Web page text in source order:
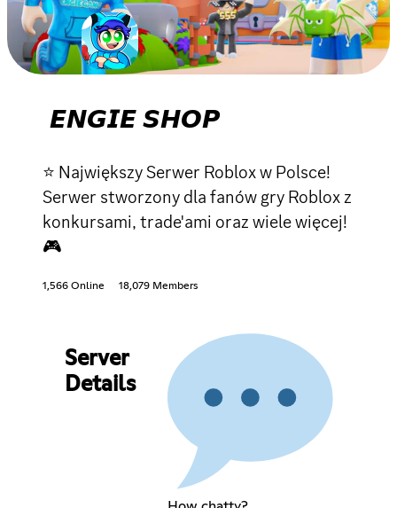
𝙀𝙉𝙂𝙄𝙀 𝙎𝙃𝙊𝙋
⭐ Największy Serwer Roblox w Polsce!
Serwer stworzony dla fanów gry Roblox z
konkursami, trade'ami oraz wiele więcej!
🎮
1,566 Online 18,079 Members
Server
Details